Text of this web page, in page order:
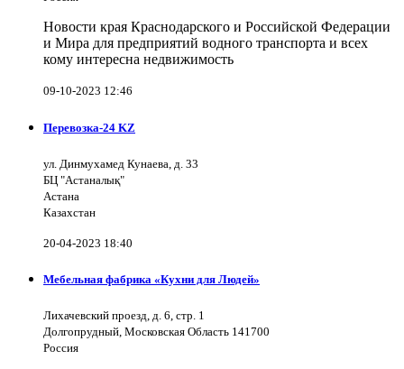
Новости края Краснодарского и Российской Федерации
и Мира для предприятий водного транспорта и всех
кому интересна недвижимость
09-10-2023 12:46
Перевозка-24 KZ
ул. Динмухамед Кунаева, д. 33
БЦ "Астаналық"
Астана
Казахстан
20-04-2023 18:40
Мебельная фабрика «Кухни для Людей»
Лихачевский проезд, д. 6, стр. 1
Долгопрудный, Московская Область 141700
Россия